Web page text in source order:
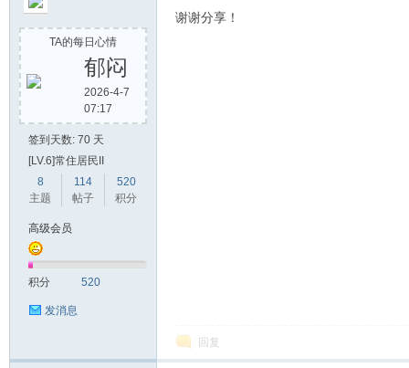
TA的每日心情
郁闷
2026-4-7
07:17
签到天数: 70 天
[LV.6]常住居民II
8
主题
114
帖子
520
积分
高级会员
积分 520
发消息
谢谢分享！
回复